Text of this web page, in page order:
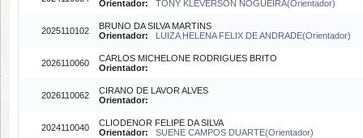
Orientador:
TONY KLEVERSON NOGUEIRA(Orientador)
2025110102
BRUNO DA SILVA MARTINS
Orientador:
LUIZA HELENA FELIX DE ANDRADE(Orientador)
2026110060
CARLOS MICHELONE RODRIGUES BRITO
Orientador:
2026110062
CIRANO DE LAVOR ALVES
Orientador:
2024110040
CLIODENOR FELIPE DA SILVA
Orientador:
SUENE CAMPOS DUARTE(Orientador)